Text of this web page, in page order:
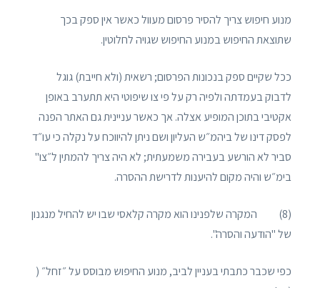
מנוע חיפוש צריך להסיר פרסום מעוול כאשר אין ספק בכך
שתוצאת החיפוש במנוע החיפוש שגויה לחלוטין.
ככל שקיים ספק בנכונות הפרסום; רשאית (ולא חייבת) גוגל
לדבוק בעמדתה ולפיה רק על פי צו שיפוטי היא תתערב באופן
אקטיבי בתוכן המופיע אצלה. אך כאשר עניינית גם האתר הפנה
לפסק דינו של ביהמ״ש העליון ושם ניתן להיווכח על נקלה כי עו״ד
סביר לא הורשע בעבירה משמעתית; לא היה צריך להמתין ל״צו"
בימ״ש והיה מקום להיענות לדרישת ההסרה.
(8) המקרה שלפנינו הוא מקרה קלאסי שבו יש להחיל מנגנון
של "הודעה והסרה".
כפי שכבר כתבתי בעניין לביב, מנוע החיפוש מבוסס על ״זחל״ (